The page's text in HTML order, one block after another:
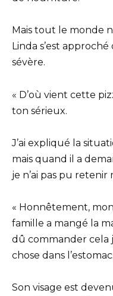
Mais tout le monde
Linda s’est
sévère.
« D’où vient cette
ton sérieux.
J’ai expliqué la
mais quand il a
je n’ai pas pu
« Honnêtement,
famille a mangé la
dû commander
chose dans
Son visage est